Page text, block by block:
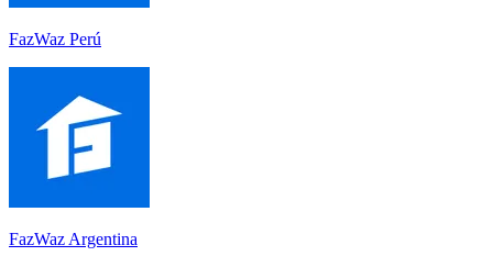
FazWaz Perú
FazWaz Argentina